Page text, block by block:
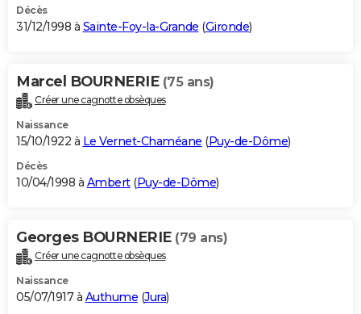
Décès
31/12/1998 à Sainte-Foy-la-Grande (Gironde)
Marcel BOURNERIE (75 ans)
Créer une cagnotte obsèques
Naissance
15/10/1922 à Le Vernet-Chaméane (Puy-de-Dôme)
Décès
10/04/1998 à Ambert(Puy-de-Dôme)
Georges BOURNERIE (79 ans)
Créer une cagnotte obsèques
Naissance
05/07/1917 à Authume (Jura)